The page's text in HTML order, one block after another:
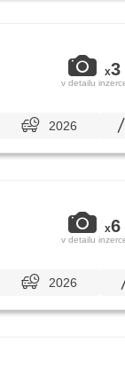
x3
v detailu
2026
x6
v detailu
2026